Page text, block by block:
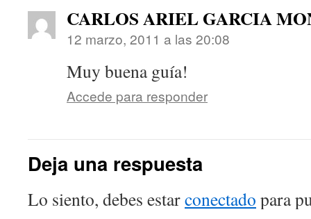
CARLOS ARIEL GARCIA
12 marzo, 2011 a las 20:08
Muy buena guía!
Accede para responder
Deja una respuesta
Lo siento, debes estarconectado para